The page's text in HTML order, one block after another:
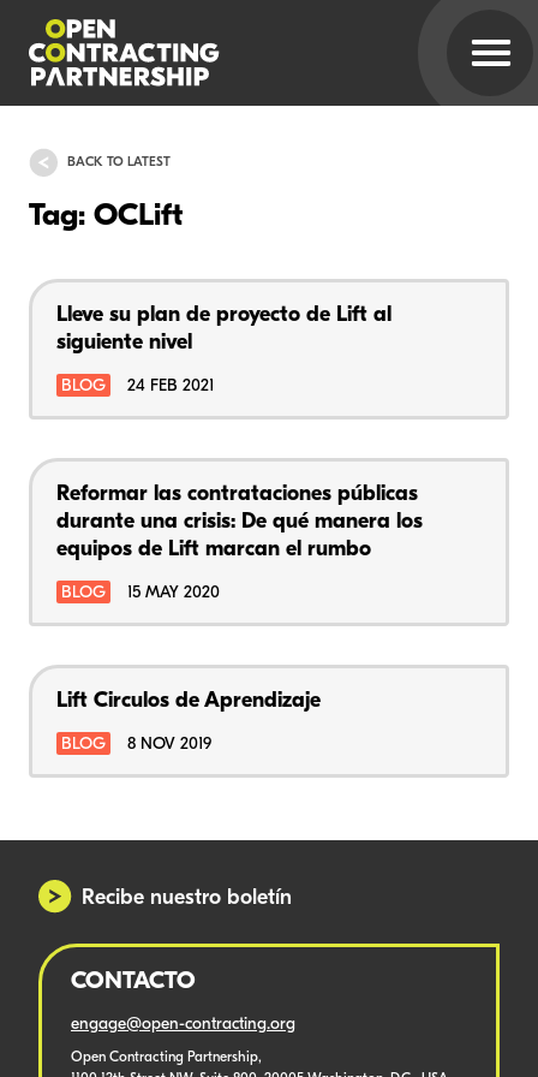
BACK TO LATEST
Tag: OCLift
Lleve su plan de proyecto de Lift al
siguiente nivel
BLOG 24 FEB 2021
Reformar las contrataciones públicas
durante una crisis: De qué manera los
equipos de Lift marcan el rumbo
BLOG 15 MAY 2020
Lift Circulos de Aprendizaje
BLOG 8 NOV 2019
Recibe nuestro boletín
CONTACTO
engage@open-contracting.org
Open Contracting Partnership,